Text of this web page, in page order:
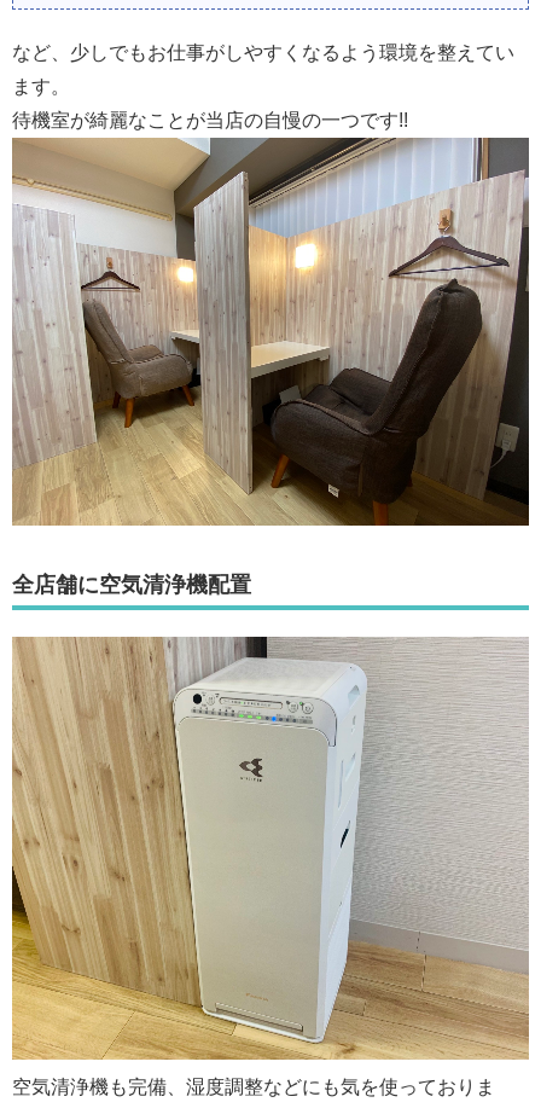
など、少しでもお仕事がしやすくなるよう環境を整えてい
ます。
待機室が綺麗なことが当店の自慢の一つです!!
全店舗に空気清浄機配置
空気清浄機も完備、湿度調整などにも気を使っておりま